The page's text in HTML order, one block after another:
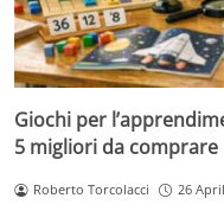
Giochi per
5 migliori da comprare
Roberto Torcolacci 26